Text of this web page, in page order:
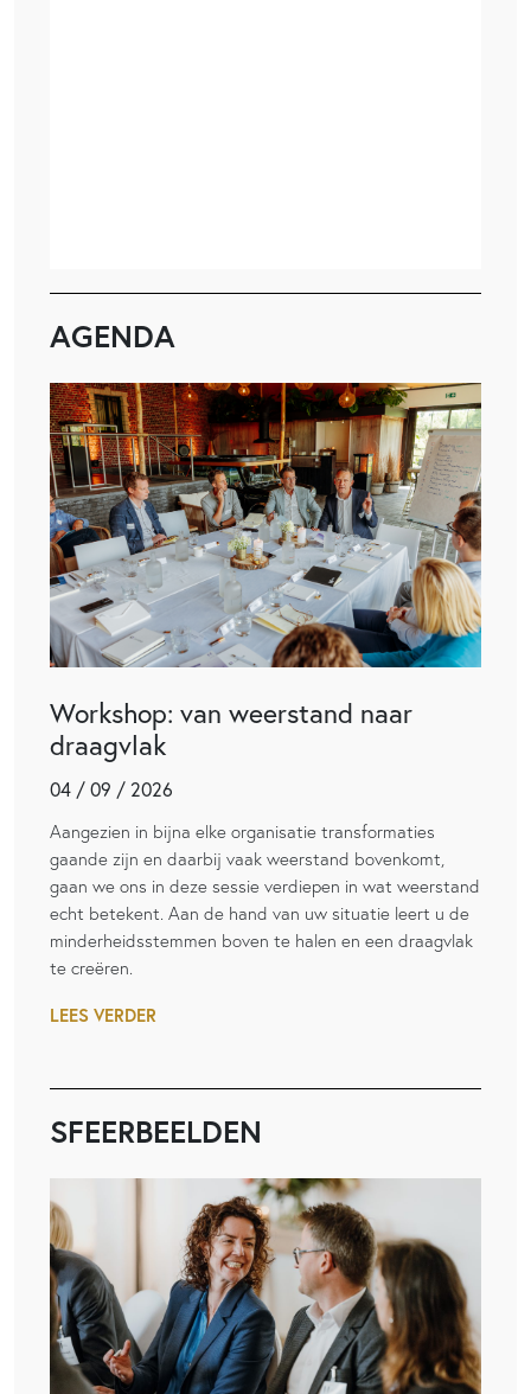
AGENDA
Workshop: van weerstand naar
draagvlak
04 / 09 / 2026
Aangezien in bijna elke organisatie transformaties
gaande zijn en daarbij vaak weerstand bovenkomt,
gaan we ons in deze sessie verdiepen in wat weerstand
echt betekent. Aan de hand van uw situatie leert u de
minderheidsstemmen boven te halen en een draagvlak
te creëren.
LEES VERDER
SFEERBEELDEN